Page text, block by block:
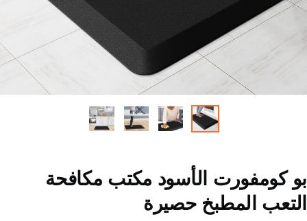
كومفورت الأسود مكتب مكافحة
المطبخ حصيرة